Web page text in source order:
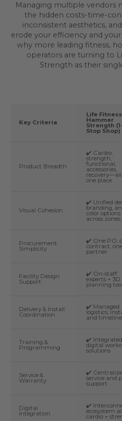
Managing multiple vendors
the hidden costs-time-
inconsistent aesthetics,
erode your efficiency and
why more leading fitness,
operators are turning to
Strength as their
Key Criteria
Life
Hammer
Strength (1-
Stop Shop)
Product Breadth
✔️ Cardio,
strength,
functional,
accessories,
one place
Visual Cohesion
✔️ Unified
branding,
color options
across zones
Procurement
Simplicity
✔️ One PO,
contract, one
partner
Facility Design
Support
✔️ On-staff
experts + 3D
planning
Delivery & Install
Coordination
✔️ Managed
logistics,
and
Training &
Programming
✔️ Integrated
digital
solutions
Service &
Warranty
✔️
service and
support
Digital
Integration
✔️
ecosystem
cardio +